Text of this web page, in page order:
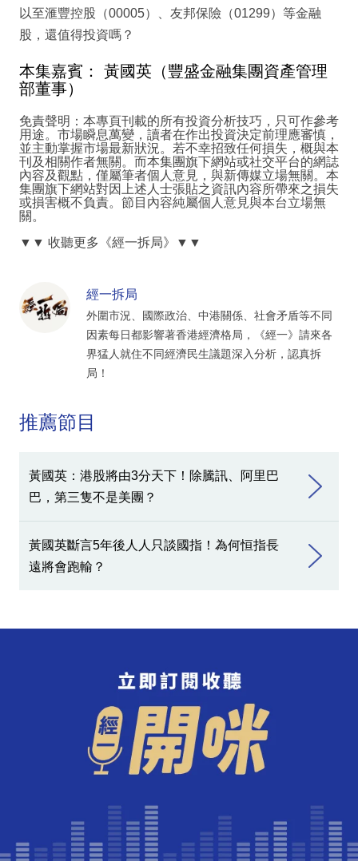
以至滙豐控股（00005）、友邦保險（01299）等金融
股，還值得投資嗎？
本集嘉賓： 黃國英（豐盛金融集團資產管理
部董事）
免責聲明：本專頁刊載的所有投資分析技巧，只可作參考
用途。市場瞬息萬變，讀者在作出投資決定前理應審慎，
並主動掌握市場最新狀況。若不幸招致任何損失，概與本
刊及相關作者無關。而本集團旗下網站或社交平台的網誌
內容及觀點，僅屬筆者個人意見，與新傳媒立場無關。本
集團旗下網站對因上述人士張貼之資訊內容所帶來之損失
或損害概不負責。節目內容純屬個人意見與本台立場無
關。
▼▼ 收聽更多《經一拆局》▼▼
經一拆局
外圍市況、國際政治、中港關係、社會矛盾等不同
因素每日都影響著香港經濟格局，《經一》請來各
界猛人就住不同經濟民生議題深入分析，認真拆
局！
推薦節目
黃國英：港股將由3分天下！除騰訊、阿里巴
巴，第三隻不是美團？
黃國英斷言5年後人人只談國指！為何恒指長
遠將會跑輸？